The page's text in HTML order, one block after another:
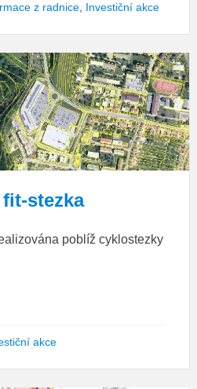
z radnice Investiční akce
fitstezka_banner
stezka
poblíž cyklostezky
akce